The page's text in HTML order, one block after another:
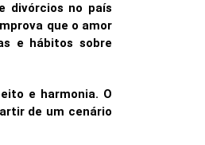
divórcios no país
que o amor
e hábitos sobre
e harmonia. O
de um cenário